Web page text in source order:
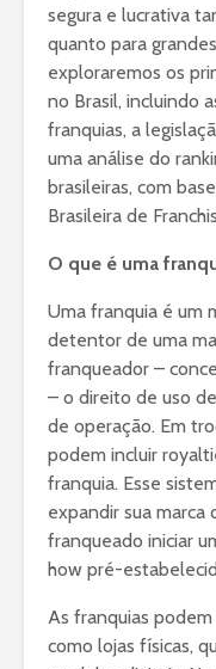
segura e lucrativa
quanto para
exploraremos os
no Brasil, incluindo
franquias, a
uma análise do
brasileiras, com
Brasileira de
O que é uma
Uma franquia é um
detentor de uma
franqueador –
– o direito de uso
de operação. Em
podem incluir
franquia. Esse
expandir sua marca
franqueado iniciar
how pré-
As franquias
como lojas físicas,